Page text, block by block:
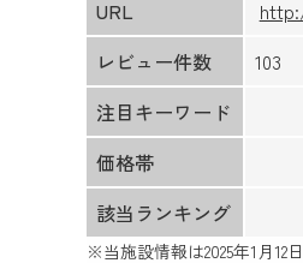
URL
レビュー件数
103
注目キーワード
価格帯
該当ランキング
※当施設情報は2025年1月12日